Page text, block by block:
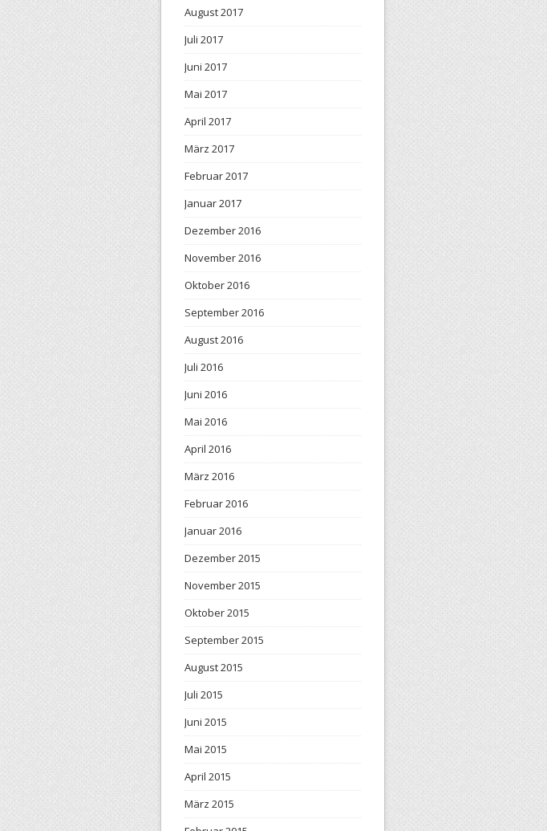
August 2017
Juli 2017
Juni 2017
Mai 2017
April 2017
März 2017
Februar 2017
Januar 2017
Dezember 2016
November 2016
Oktober 2016
September 2016
August 2016
Juli 2016
Juni 2016
Mai 2016
April 2016
März 2016
Februar 2016
Januar 2016
Dezember 2015
November 2015
Oktober 2015
September 2015
August 2015
Juli 2015
Juni 2015
Mai 2015
April 2015
März 2015